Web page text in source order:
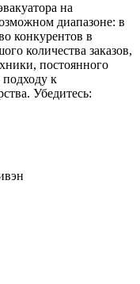
на
диапазоне: в
конкурентов в
количества заказов,
постоянного
подходу к
Убедитесь: